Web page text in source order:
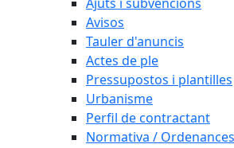
Avisos
Tauler d'anuncis
Actes de ple
Pressupostos i plantilles
Urbanisme
Perfil de contractant
Normativa /